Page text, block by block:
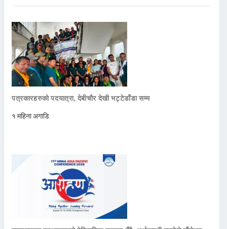
पत्रकारहरुको पदयात्रा, देबीचौर देखी भट्टेडाँडा सम्म
१ महिना अगाडि